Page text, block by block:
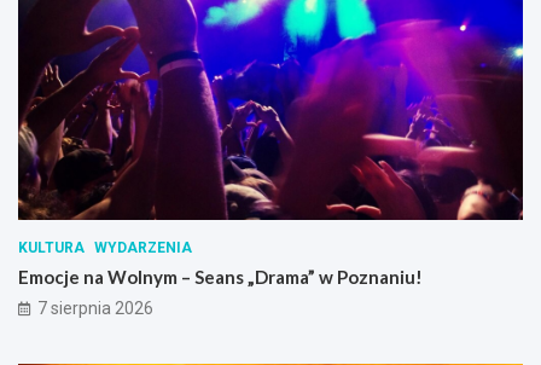
KULTURA WYDARZENIA
Emocje na Wolnym – Seans „Drama” w Poznaniu!
7 sierpnia 2026